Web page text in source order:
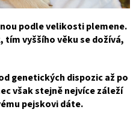
podle velikosti plemene.
vyššího věku se dožívá,
genetických dispozic až po
však stejně nejvíce záleží
pejskovi dáte.